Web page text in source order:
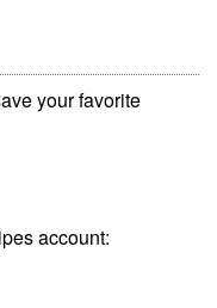
your favorite
account: